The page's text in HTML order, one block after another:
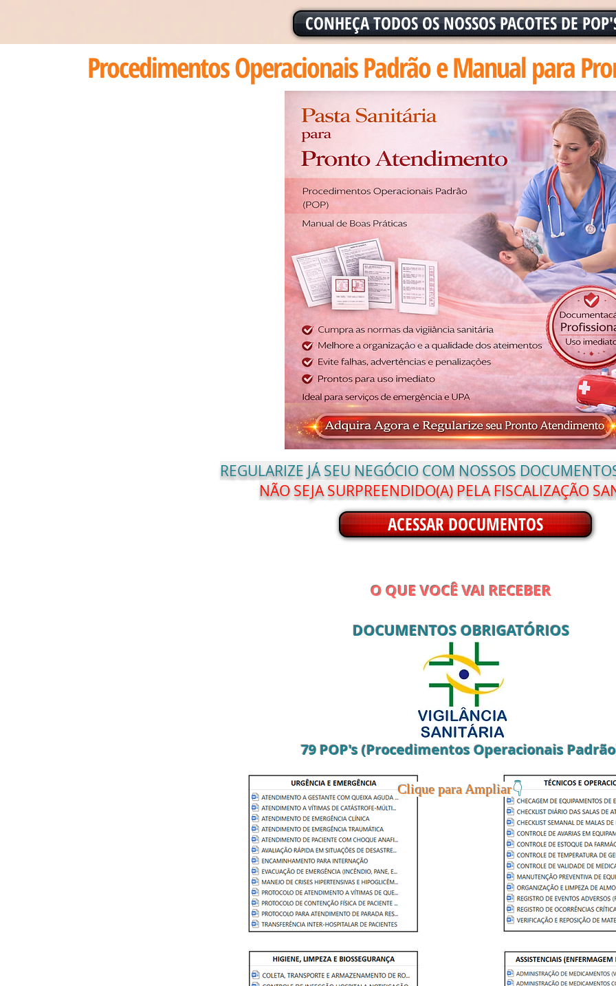
CONHEÇA TODOS OS NOSSOS PACOTES DE
Procedimentos Operacionais Padrão e Manual para
REGULARIZE JÁ SEU NEGÓCIO COM NOSSOS
NÃO SEJA SURPREENDIDO(A) PELA FISCALIZAÇÃO
O QUE VOCÊ VAI RECEBER
DOCUMENTOS OBRIGATÓRIOS
79 POP's (Procedimentos Operacionais
ACESSAR DOCUMENTOS
Clique para Ampliar👇